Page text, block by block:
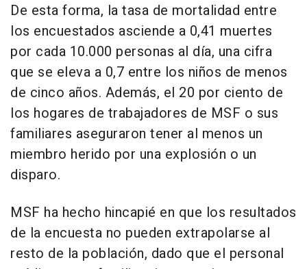
De esta forma, la tasa de mortalidad entre
los encuestados asciende a 0,41 muertes
por cada 10.000 personas al día, una cifra
que se eleva a 0,7 entre los niños de menos
de cinco años. Además, el 20 por ciento de
los hogares de trabajadores de MSF o sus
familiares aseguraron tener al menos un
miembro herido por una explosión o un
disparo.
MSF ha hecho hincapié en que los resultados
de la encuesta no pueden extrapolarse al
resto de la población, dado que el personal